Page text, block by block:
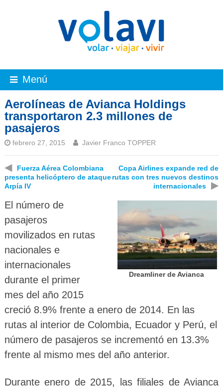
Menú
Aerolíneas de Avianca Holdings
transportaron 2.3 millones de
pasajeros
febrero 27, 2015 Javier Franco TOPPER
◀
Fuerza Aérea Colombiana
presenta helicóptero de ataque
Arpía IV
Copa Airlines expande red de
rutas con tres nuevos destinos
internacionales
▶
Dreamliner de Avianca
El número de
pasajeros
movilizados en rutas
nacionales e
internacionales
durante el primer
mes del año 2015
creció 8.9% frente a enero de 2014. En las
rutas al interior de Colombia, Ecuador y Perú, el
número de pasajeros se incrementó en 13.3%
frente al mismo mes del año anterior.
Durante enero de 2015, las filiales de Avianca